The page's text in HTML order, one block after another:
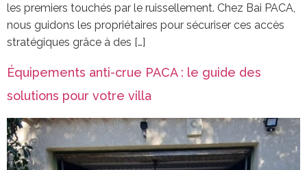
les premiers touchés par le ruissellement. Chez Bai PACA,
nous guidons les propriétaires pour sécuriser ces accès
stratégiques grâce à des […]
Équipements anti-crue PACA : le guide des
solutions pour votre villa